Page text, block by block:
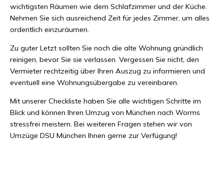
wichtigsten Räumen wie dem Schlafzimmer und der Küche.
Nehmen Sie sich ausreichend Zeit für jedes Zimmer, um alles
ordentlich einzuräumen.
Zu guter Letzt sollten Sie noch die alte Wohnung gründlich
reinigen, bevor Sie sie verlassen. Vergessen Sie nicht, den
Vermieter rechtzeitig über Ihren Auszug zu informieren und
eventuell eine Wohnungsübergabe zu vereinbaren.
Mit unserer Checkliste haben Sie alle wichtigen Schritte im
Blick und können Ihren Umzug von München nach Worms
stressfrei meistern. Bei weiteren Fragen stehen wir von
Umzüge DSU München Ihnen gerne zur Verfügung!